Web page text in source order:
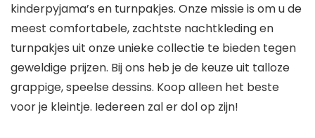
kinderpyjama’s en turnpakjes. Onze missie is om u de
meest comfortabele, zachtste nachtkleding en
turnpakjes uit onze unieke collectie te bieden tegen
geweldige prijzen. Bij ons heb je de keuze uit talloze
grappige, speelse dessins. Koop alleen het beste
voor je kleintje. Iedereen zal er dol op zijn!